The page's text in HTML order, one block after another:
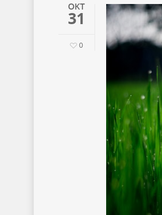
OKT
31
0